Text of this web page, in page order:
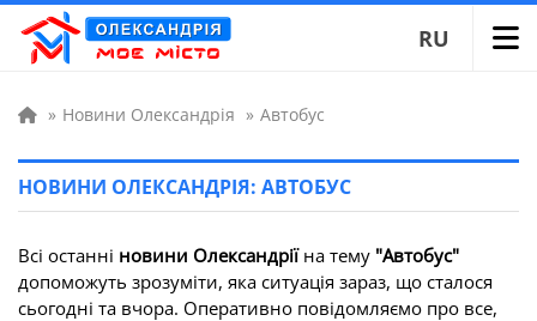
RU
» Новини Олександрія » Автобус
НОВИНИ ОЛЕКСАНДРІЯ: АВТОБУС
Всі останні новини Олександріїна тему "Автобус"
допоможуть зрозуміти, яка ситуація зараз, що сталося
сьогодні та вчора. Оперативно повідомляємо про все,